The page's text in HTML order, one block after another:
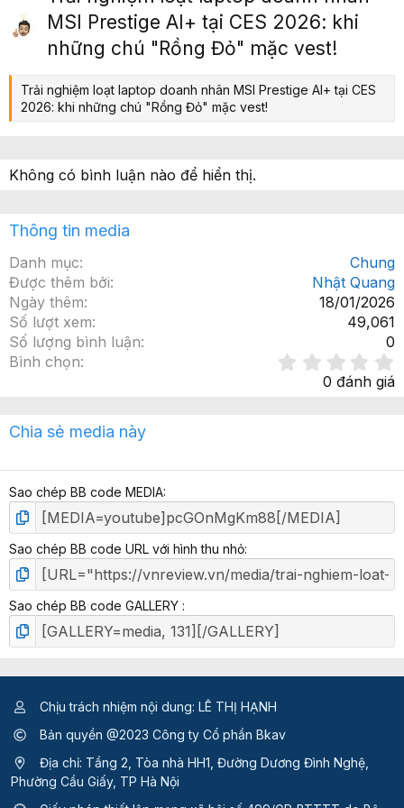
c
MSI Prestige AI+ tại CES 2026: khi
những chú "Rồng Đỏ" mặc vest!
Trải nghiệm loạt laptop doanh nhân MSI Prestige AI+ tại CES
2026: khi những chú "Rồng Đỏ" mặc vest!
Không có bình luận nào để hiển thị.
Thông tin media
Danh mục
Chung
Được thêm bởi
Nhật Quang
Ngày thêm
18/01/2026
Số lượt xem
49,061
Số lượng bình luận
0
Bình chọn
.
ạ
g
0 đánh giá
Chia sẻ media này
Sao chép BB code MEDIA
Sao chép BB code URL với hình thu nhỏ
Sao chép BB code GALLERY
Chịu trách nhiệm nội dung: LÊ THỊ HẠNH
Bản quyền @2023 Công ty Cổ phần Bkav
Địa chỉ: Tầng 2, Tòa nhà HH1, Đường Dương Đình Nghệ,
Phường Cầu Giấy, TP Hà Nội